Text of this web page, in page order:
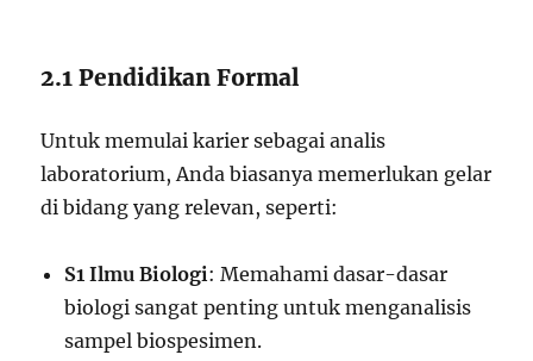
2.1 Pendidikan Formal
Untuk memulai karier sebagai analis
laboratorium, Anda biasanya memerlukan gelar
di bidang yang relevan, seperti:
S1 Ilmu Biologi: Memahami dasar-dasar
biologi sangat penting untuk menganalisis
sampel biospesimen.